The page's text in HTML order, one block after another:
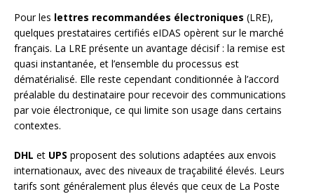
Pour les lettres recommandées électroniques (LRE),
quelques prestataires certifiés eIDAS opèrent sur le marché
français. La LRE présente un avantage décisif : la remise est
quasi instantanée, et l’ensemble du processus est
dématérialisé. Elle reste cependant conditionnée à l’accord
préalable du destinataire pour recevoir des communications
par voie électronique, ce qui limite son usage dans certains
contextes.
DHL et UPS proposent des solutions adaptées aux envois
internationaux, avec des niveaux de traçabilité élevés. Leurs
tarifs sont généralement plus élevés que ceux de La Poste